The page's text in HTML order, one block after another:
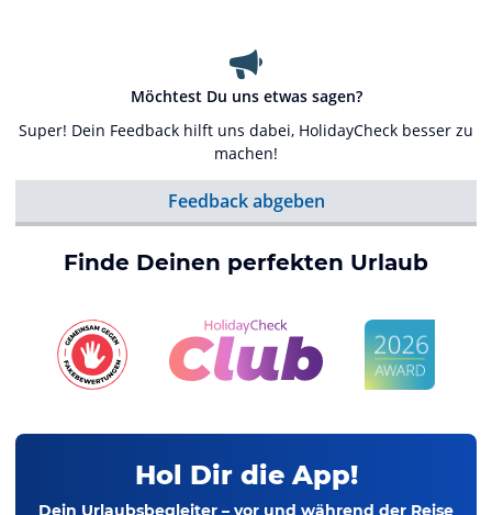
Möchtest Du uns etwas sagen?
Super! Dein Feedback hilft uns dabei, HolidayCheck besser zu
machen!
Feedback abgeben
Finde Deinen perfekten Urlaub
Hol Dir die App!
Dein Urlaubsbegleiter – vor und während der Reise